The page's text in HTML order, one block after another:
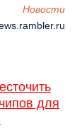
Новости
для